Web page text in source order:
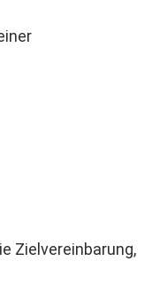
Zielvereinbarung,